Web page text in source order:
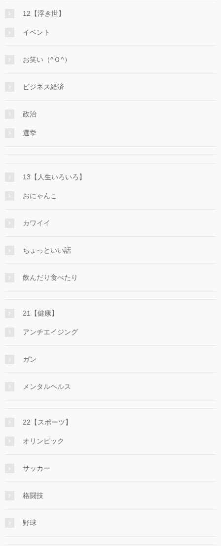
12【浮き世】
イベント
お笑い（^Ｏ^）
ビジネス経済
政治
選挙
13【人生いろいろ】
おにゃんこ
カワイイ
ちょっといい話
飲んだり食べたり
21【健康】
アンチエイジング
ガン
メンタルヘルス
22【スポーツ】
オリンピック
サッカー
格闘技
野球